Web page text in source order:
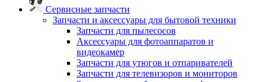
Сервисные запчасти
Запчасти и аксессуары для бытовой техники
Запчасти для пылесосов
Аксессуары для фотоаппаратов и
видеокамер
Запчасти для утюгов и отпаривателей
Запчасти для телевизоров и мониторов